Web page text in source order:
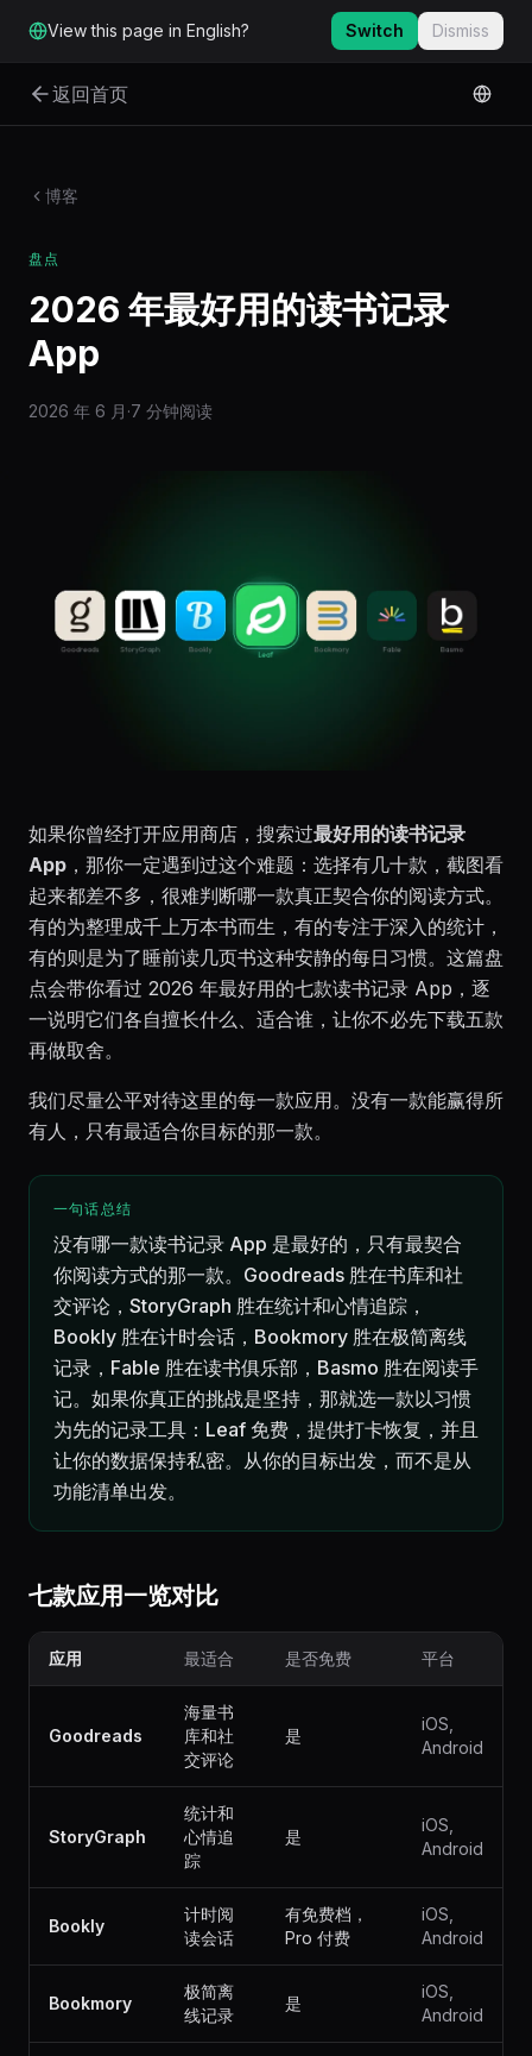
View this page in English? Switch Dismiss
返回首页
博客
盘点
2026 年最好用的读书记录
App
2026 年 6 月 ·7 分钟阅读
如果你曾经打开应用商店，搜索过最好用的读书记录
App ，那你一定遇到过这个难题：选择有几十款，截图看
起来都差不多，很难判断哪一款真正契合你的阅读方式。
有的为整理成千上万本书而生，有的专注于深入的统计，
有的则是为了睡前读几页书这种安静的每日习惯。这篇盘
点会带你看过 2026 年最好用的七款读书记录 App，逐
一说明它们各自擅长什么、适合谁，让你不必先下载五款
再做取舍。
我们尽量公平对待这里的每一款应用。没有一款能赢得所
有人，只有最适合你目标的那一款。
一句话总结
没有哪一款读书记录 App 是最好的，只有最契合
你阅读方式的那一款。Goodreads 胜在书库和社
交评论，StoryGraph 胜在统计和心情追踪，
Bookly 胜在计时会话，Bookmory 胜在极简离线
记录，Fable 胜在读书俱乐部，Basmo 胜在阅读手
记。如果你真正的挑战是坚持，那就选一款以习惯
为先的记录工具：Leaf 免费，提供打卡恢复，并且
让你的数据保持私密。从你的目标出发，而不是从
功能清单出发。
七款应用一览对比
应用 最适合 是否免费 平台
Goodreads
海量书
库和社
交评论
是
iOS,
Android
StoryGraph
统计和
心情追
踪
是
iOS,
Android
Bookly
计时阅
读会话
有免费档，
Pro 付费
iOS,
Android
Bookmory
极简离
线记录
是
iOS,
Android